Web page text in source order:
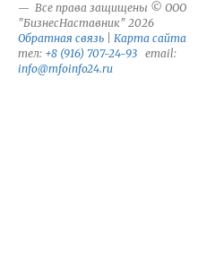
Все права защищены © ООО
"БизнесНаставник" 2026
Обратная связь
Карта сайта
тел: +8 (916) 707-24-93 email:
info@mfoinfo24.ru